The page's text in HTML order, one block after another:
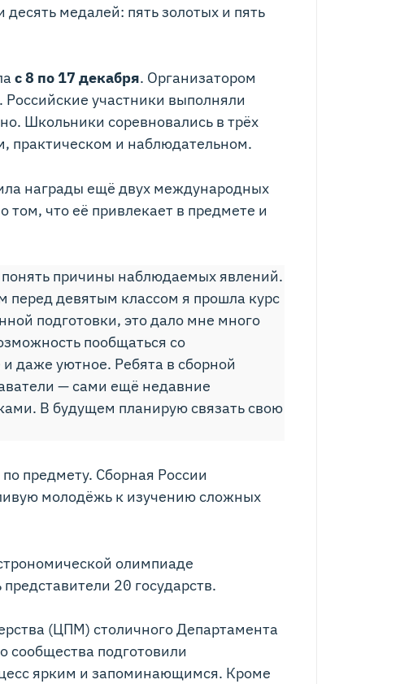
десять медалей: пять золотых и пять
с 8 по 17 декабря. Организатором
участники выполняли
Школьники соревновались в трёх
практическом и наблюдательном.
награды ещё двух международных
что её привлекает в предмете и
понять причины наблюдаемых явлений.
перед девятым классом я прошла курс
подготовки, это дало мне много
пообщаться со
уютное. Ребята в сборной
— сами ещё недавние
В будущем планирую связать свою
предмету. Сборная России
молодёжь к изучению сложных
олимпиаде
20 государств.
(ЦПМ) столичного Департамента
сообщества подготовили
ярким и запоминающимся. Кроме